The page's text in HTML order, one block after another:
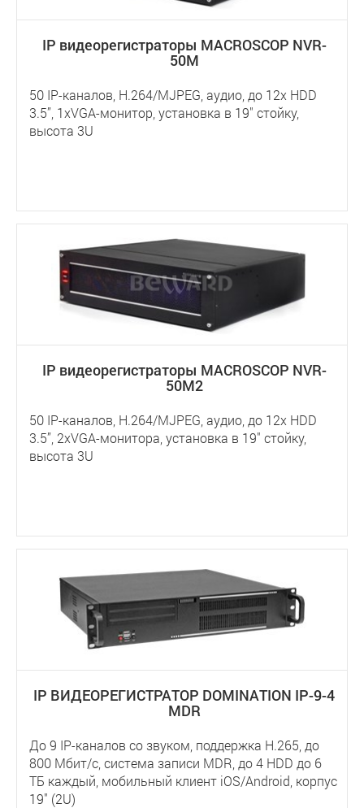
IP видеорегистраторы MACROSCOP NVR-
50M
50 IP-каналов, H.264/MJPEG, аудио, до 12х HDD
3.5”, 1хVGA-монитор, установка в 19" стойку,
высота 3U
IP видеорегистраторы MACROSCOP NVR-
50M2
50 IP-каналов, H.264/MJPEG, аудио, до 12х HDD
3.5”, 2хVGA-монитора, установка в 19" стойку,
высота 3U
IP ВИДЕОРЕГИСТРАТОР DOMINATION IP-9-4
MDR
До 9 IP-каналов со звуком, поддержка Н.265, до
800 Мбит/с, система записи MDR, до 4 HDD до 6
ТБ каждый, мобильный клиент iOS/Android, корпус
19" (2U)